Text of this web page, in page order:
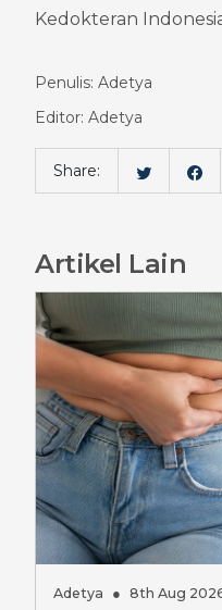
Kedokteran
Penulis: Adetya
Editor: Adetya
Share:
Artikel Lain
Adetya ● 8th Aug